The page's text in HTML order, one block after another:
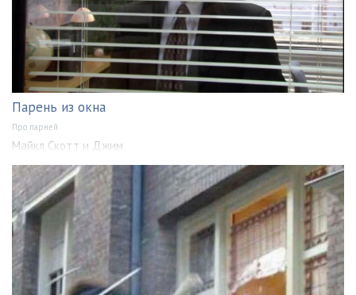
Парень из окна
Про парней
Майкл Скотт и Джим